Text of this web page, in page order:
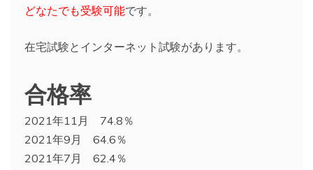
どなたでも受験可能です。
在宅試験とインターネット試験があります。
合格率
2021年11月 74.8％
2021年9月 64.6％
2021年7月 62.4％